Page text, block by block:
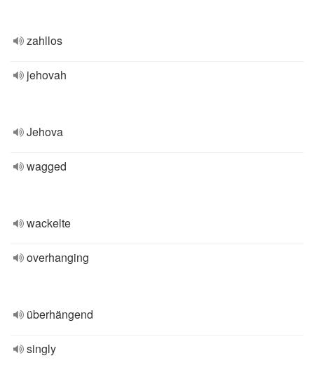
zahllos
jehovah
Jehova
wagged
wackelte
overhanging
überhängend
singly